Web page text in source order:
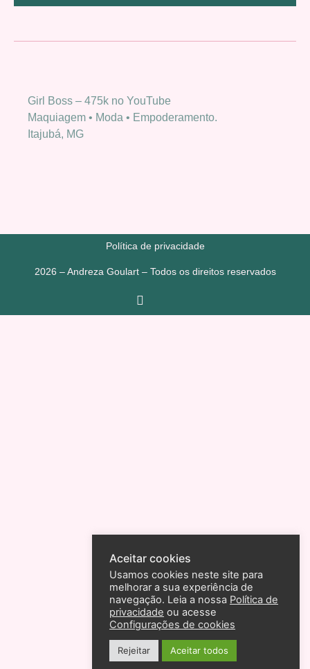
Girl Boss – 475k no YouTube
Maquiagem • Moda • Empoderamento.
Itajubá, MG
Política de privacidade
2026 – Andreza Goulart – Todos os direitos reservados
Aceitar cookies
Usamos cookies neste site para
melhorar a sua experiência de
navegação. Leia a nossa Política de
privacidade ou acesse
Configurações de cookies
Rejeitar Aceitar todos